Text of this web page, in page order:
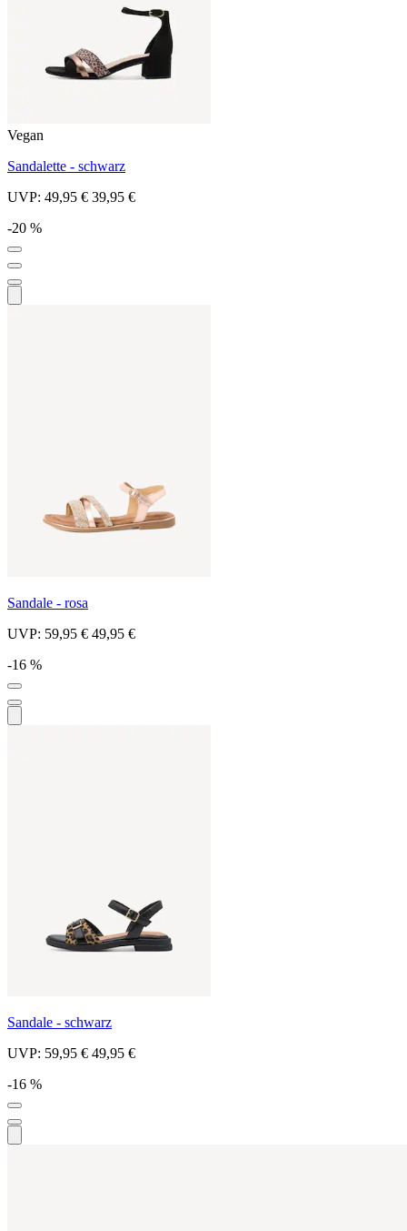
Vegan
Sandalette - schwarz
UVP: 49,95 € 39,95 €
-20 %
Sandale - rosa
UVP: 59,95 € 49,95 €
-16 %
Sandale - schwarz
UVP: 59,95 € 49,95 €
-16 %